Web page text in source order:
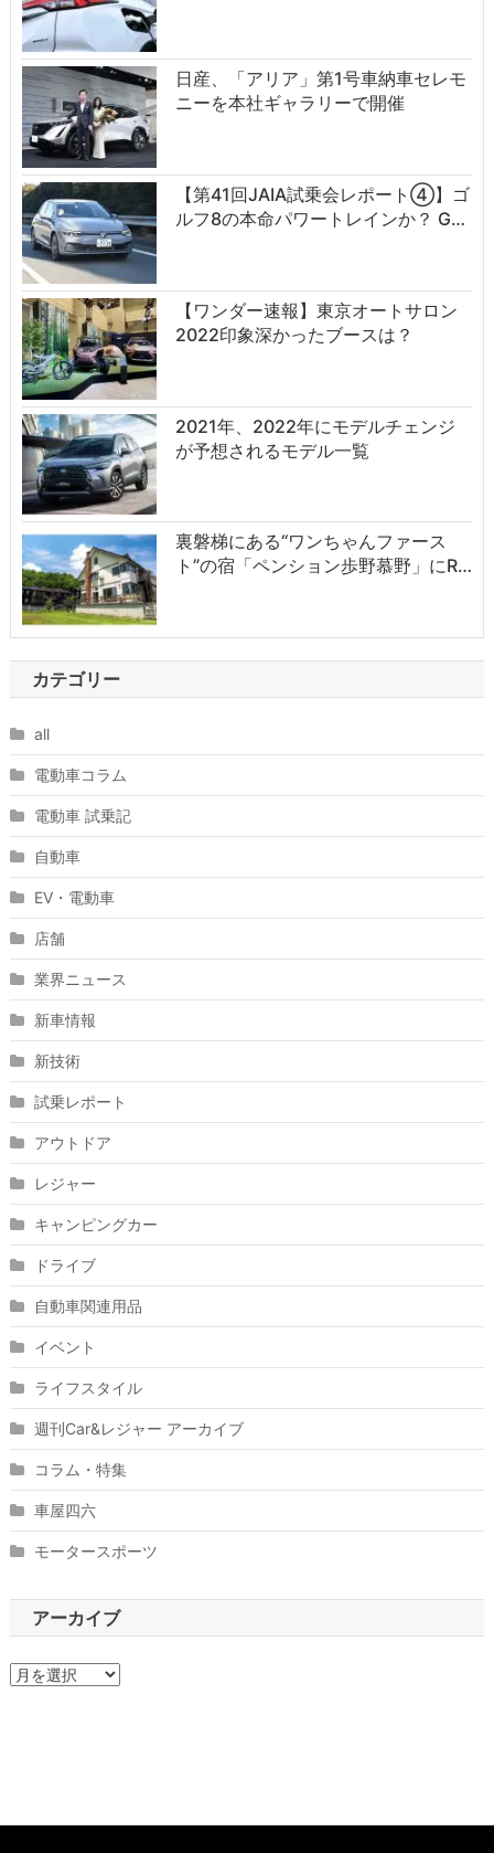
日産、「アリア」第1号車納車セレモ
ニーを本社ギャラリーで開催
【第41回JAIA試乗会レポート④】ゴ
ルフ8の本命パワートレインか？ G…
【ワンダー速報】東京オートサロン
2022印象深かったブースは？
2021年、2022年にモデルチェンジ
が予想されるモデル一覧
裏磐梯にある“ワンちゃんファース
ト”の宿「ペンション歩野慕野」にR…
カテゴリー
all
電動車コラム
電動車 試乗記
自動車
EV・電動車
店舗
業界ニュース
新車情報
新技術
試乗レポート
アウトドア
レジャー
キャンピングカー
ドライブ
自動車関連用品
イベント
ライフスタイル
週刊Car&レジャー アーカイブ
コラム・特集
車屋四六
モータースポーツ
アーカイブ
ア